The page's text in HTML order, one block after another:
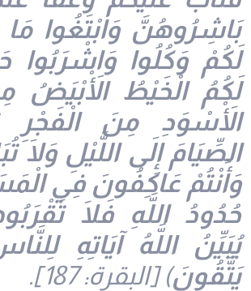
بَاشِرُوهُنَّ وَابْتَغُوا مَا
لَكُمْ وَكُلُوا وَاشْرَبُوا
لَكُمُ الْخَيْطُ الْأَبْيَضُ
الْأَسْوَدِ مِنَ الْفَجْرِ
الصِّيَامَ إِلَى اللَّيْلِ
وَأَنْتُمْ عَاكِفُونَ فِي
حُدُودُ اللَّهِ فَلَا
يُبَيِّنُ اللَّهُ آيَاتِهِ
يَتَّقُونَ) [البقرة: 187].